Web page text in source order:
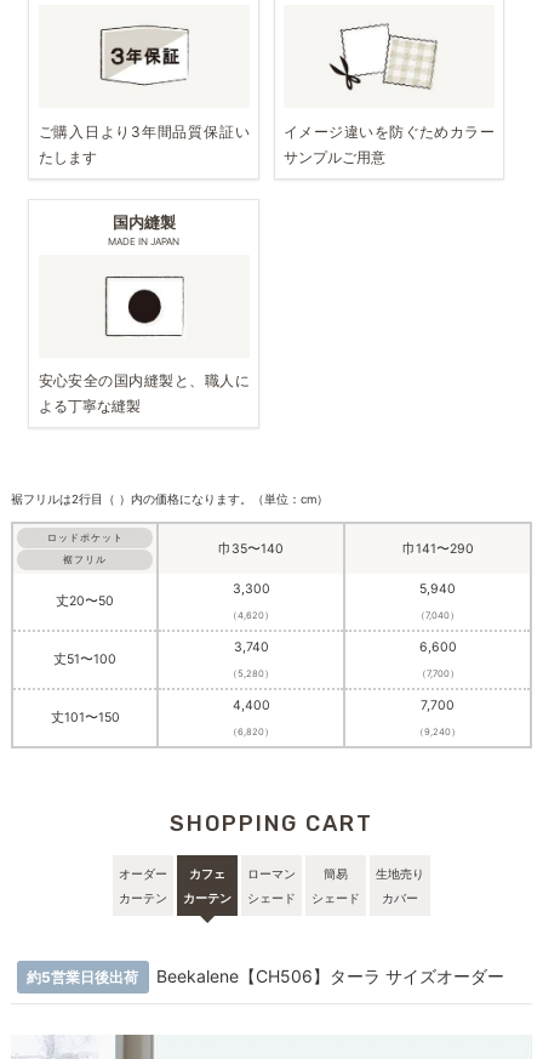
ご購入日より3年間品質保証い
たします
イメージ違いを防ぐためカラー
サンプルご用意
国内縫製
MADE IN JAPAN
安心安全の国内縫製と、職人に
よる丁寧な縫製
裾フリルは2行目（ ）内の価格になります。（単位：cm）
ロッドポケット
裾フリル
巾35〜140 巾141〜290
丈20〜50
3,300
（4,620）
5,940
（7,040）
丈51〜100
3,740
（5,280）
6,600
（7,700）
丈101〜150
4,400
（6,820）
7,700
（9,240）
SHOPPING CART
オーダー
カーテン
カフェ
カーテン
ローマン
シェード
簡易
シェード
生地売り
カバー
約5営業日後出荷 Beekalene【CH506】ターラ サイズオーダー